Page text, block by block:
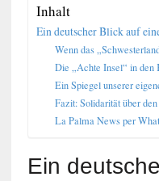
Inhalt
Ein deutscher Blick auf
Wenn das
Die „Achte Insel“ in den
Ein Spiegel unserer
Fazit: Solidarität über
La Palma News per
Ein